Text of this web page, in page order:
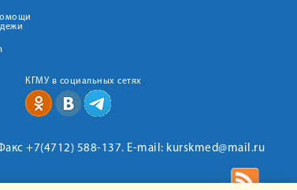
КГМУ в социальных сетях
+7(4712) 588-137. E-mail: kurskmed@mail.ru